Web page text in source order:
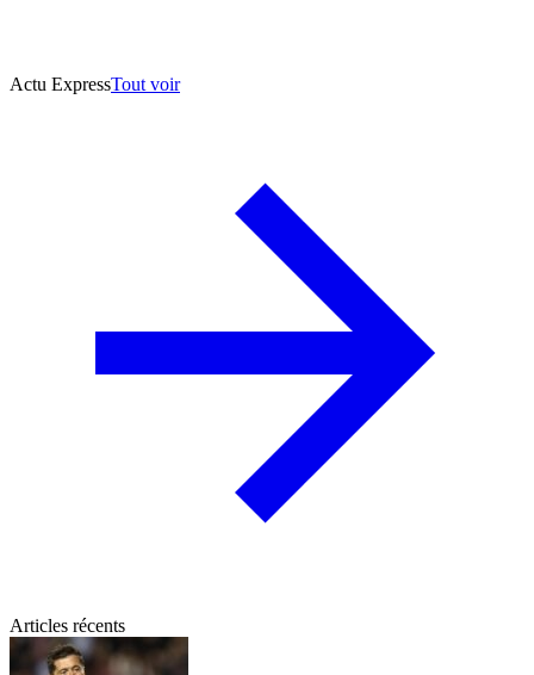
Actu ExpressTout voir
Articles récents